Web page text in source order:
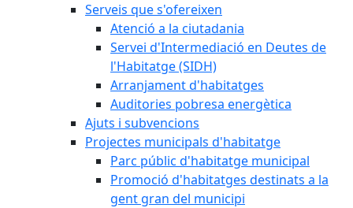
Serveis que s'ofereixen
Atenció a la ciutadania
Servei d'Intermediació en Deutes de
l'Habitatge (SIDH)
Arranjament d'habitatges
Auditories pobresa energètica
Ajuts i subvencions
Projectes municipals d'habitatge
Parc públic d'habitatge municipal
Promoció d'habitatges destinats a la
gent gran del municipi